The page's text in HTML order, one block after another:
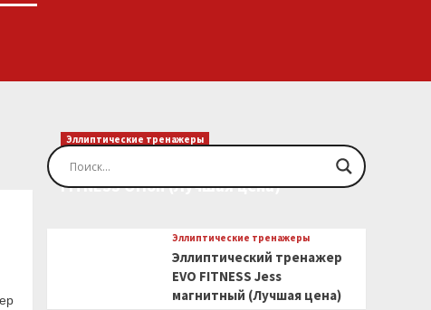
Эллиптические тренажеры
Эллиптический тренажер EVO
FITNESS Orion (Лучшая цена)
Эллиптические тренажеры
Эллиптический тренажер
EVO FITNESS Jess
магнитный (Лучшая цена)